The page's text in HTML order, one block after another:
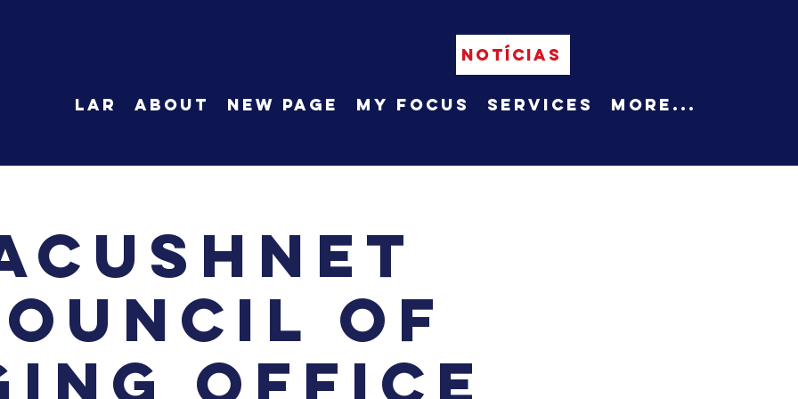
NOTÍCIAS
LAR About New Page My Focus Services More...
of
Office